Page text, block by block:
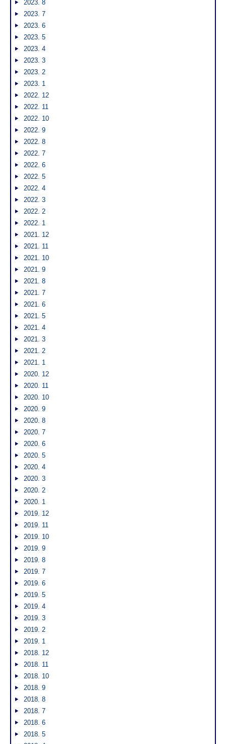
2023. 8
2023. 7
2023. 6
2023. 5
2023. 4
2023. 3
2023. 2
2023. 1
2022. 12
2022. 11
2022. 10
2022. 9
2022. 8
2022. 7
2022. 6
2022. 5
2022. 4
2022. 3
2022. 2
2022. 1
2021. 12
2021. 11
2021. 10
2021. 9
2021. 8
2021. 7
2021. 6
2021. 5
2021. 4
2021. 3
2021. 2
2021. 1
2020. 12
2020. 11
2020. 10
2020. 9
2020. 8
2020. 7
2020. 6
2020. 5
2020. 4
2020. 3
2020. 2
2020. 1
2019. 12
2019. 11
2019. 10
2019. 9
2019. 8
2019. 7
2019. 6
2019. 5
2019. 4
2019. 3
2019. 2
2019. 1
2018. 12
2018. 11
2018. 10
2018. 9
2018. 8
2018. 7
2018. 6
2018. 5